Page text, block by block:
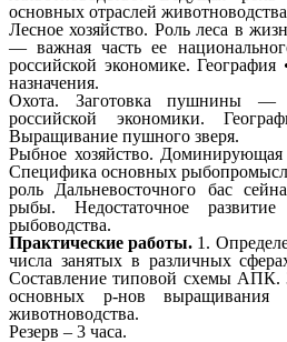
основных отраслей
Лесное хозяйство. Роль леса в
— важная часть ее
российской экономике. География
назначения.
Охота. Заготовка пушнины —
российской экономики.
Выращивание пушного зверя.
Рыбное хозяйство.
Специфика основных
роль Дальневосточного бас
рыбы. Недостаточное
рыбоводства.
Практические работы. 1.
числа занятых в различных
Составление типовой схемы АПК.
основных р-нов выращивания
животноводства.
Резерв – 3 часа.